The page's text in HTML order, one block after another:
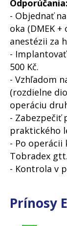
Odporúčania:
- Objednať
oka (DMEK
anestézii za
-
500 Kč.
- Vzhľadom
(rozdielne
operáciu
- Zabezpečiť
praktického
- Po operácii
Tobradex
- Kontrola v
Prínosy